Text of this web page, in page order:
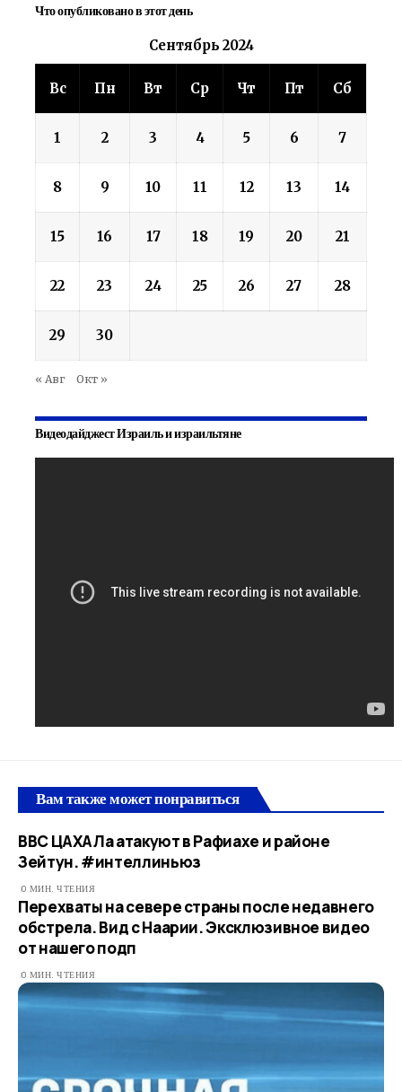
Что опубликовано в этот день
Сентябрь 2024
Вс Пн Вт Ср Чт Пт Сб
1 2 3 4 5 6 7
8 9 10 11 12 13 14
15 16 17 18 19 20 21
22 23 24 25 26 27 28
29 30
« Авг Окт »
Видеодайджест Израиль и израильтяне
Вам также может понравиться
ВВС ЦАХАЛа атакуют в Рафиахе и районе
Зейтун. #интеллиньюз
0 МИН. ЧТЕНИЯ
Перехваты на севере страны после недавнего
обстрела. Вид с Наарии. Эксклюзивное видео
от нашего подп
0 МИН. ЧТЕНИЯ